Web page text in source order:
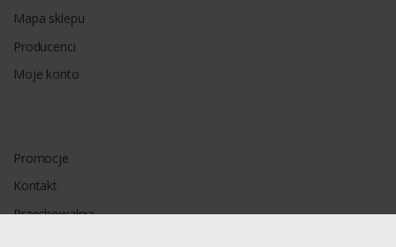
Mapa sklepu
Producenci
Moje konto
Promocje
Kontakt
Przechowalnia